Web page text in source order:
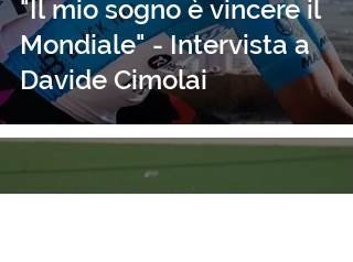
"Il mio sogno è vincere il
Mondiale" - Intervista a
Davide Cimolai